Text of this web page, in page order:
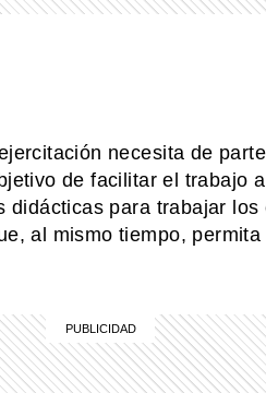
necesita de
de facilitar el trabajo
didácticas para trabajar
al mismo tiempo,